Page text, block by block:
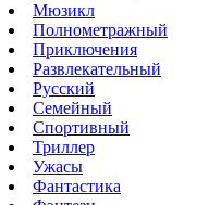
Мюзикл
Полнометражный
Приключения
Развлекательный
Русский
Семейный
Спортивный
Триллер
Ужасы
Фантастика